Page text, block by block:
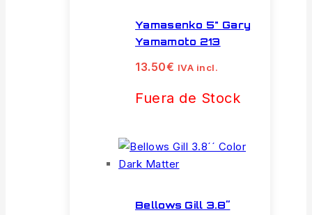
Yamasenko 5" Gary
Yamamoto 213
13.50€ IVA incl.
Fuera de Stock
Bellows Gill 3.8´´